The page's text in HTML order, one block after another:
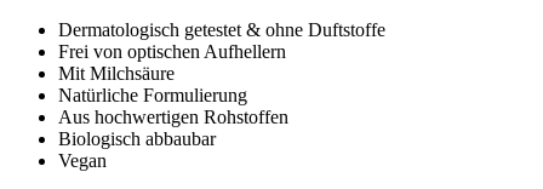
Dermatologisch getestet & ohne Duftstoffe
Frei von optischen Aufhellern
Mit Milchsäure
Natürliche Formulierung
Aus hochwertigen Rohstoffen
Biologisch abbaubar
Vegan